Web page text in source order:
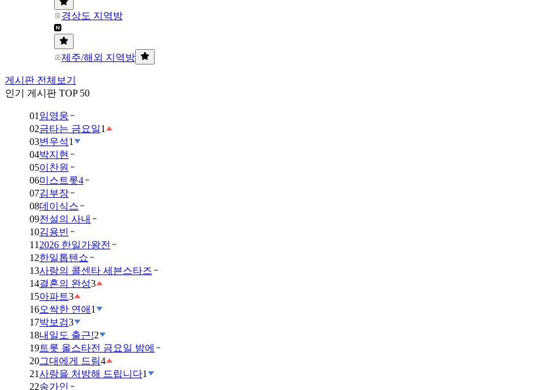
경상도 지역방
제주/해외 지역방
게시판 전체보기
인기 게시판 TOP 50
01 임영웅
02금타는 금요일1
03변우석1
04박지현
05이찬원
06미스트롯4
07김부장
08데이식스
09전설의 사내
10김용빈
11 2026 한일가왕전
12한일톱텐쇼
13사랑의 콜센타 세븐스타즈
14결혼의 완성3
15아파트3
16오싹한 연애 1
17박보검3
18내일도 출근!2
19트롯 올스타전 금요일 밤에
20그대에게 드림4
21사랑을 처방해 드립니다1
22송가인